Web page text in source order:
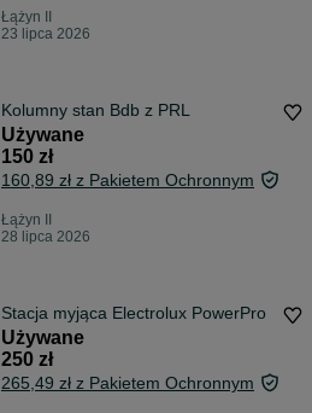
Łążyn II
23 lipca 2026
Kolumny stan Bdb z PRL
Używane
150 zł
160,89 zł z Pakietem Ochronnym
Łążyn II
28 lipca 2026
Stacja myjąca Electrolux PowerPro
Używane
250 zł
265,49 zł z Pakietem Ochronnym